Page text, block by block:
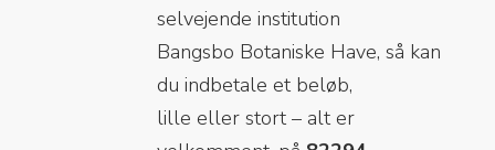
selvejende institution
Bangsbo Botaniske Have, så kan
du indbetale et beløb,
lille eller stort – alt er